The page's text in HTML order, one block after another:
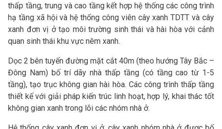
thấp tầng, trung và cao tầng kết hợp hệ thống các công trình
hạ tầng xã hội và hệ thống công viên cây xanh TDTT và cây
xanh đơn vị ở tạo môi trường sinh thái và hài hòa với cảnh
quan sinh thái khu vực nêm xanh.
Dọc 2 bên tuyến đường mặt cắt 40m (theo hướng Tây Bắc –
Đông Nam) bố trí dãy nhà thấp tầng (có tầng cao từ 1-5
tầng), tạo trục không gian hài hòa. Các công trình thấp tầng
thiết kế với giải pháp kiến trúc linh hoạt, hợp lý, khai thác tốt
không gian xanh trong lõi các nhóm nhà ở.